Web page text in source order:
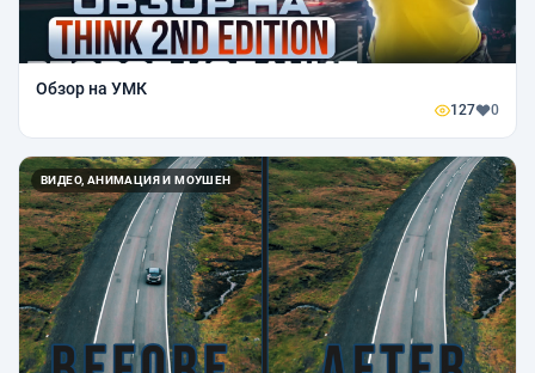
Обзор на УМК
127 0
ВИДЕО, АНИМАЦИЯ И МОУШЕН